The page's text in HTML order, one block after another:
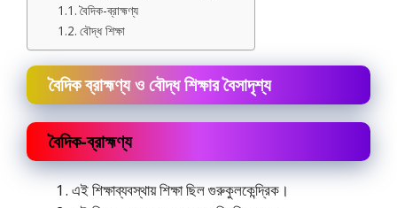
বৈদিক-ব্রাহ্মণ্য
বৌদ্ধ শিক্ষা
বৈদিক ব্রাহ্মণ্য ও বৌদ্ধ শিক্ষার বৈসাদৃশ্য
বৈদিক-ব্রাহ্মণ্য
এই শিক্ষাব্যবস্থায় শিক্ষা ছিল গুরুকুলকেন্দ্রিক।